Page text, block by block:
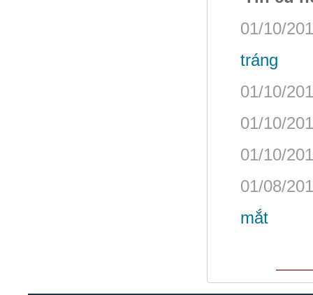
01/10/
tráng
01/10/
01/10/
01/10/
01/08/
mắt